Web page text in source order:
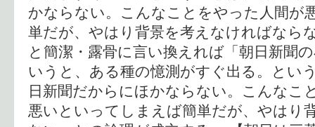
かならない。こんなことをやった人間が
単だが、やはり背景を考えなければなら
と簡潔・露骨に言い換えれば「朝日新聞
いうと、ある種の憶測がすぐ出る。とい
日新聞だからにほかならない。こんなこ
悪いといってしまえば簡単だが、やはり